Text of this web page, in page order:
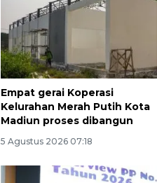
Empat gerai Koperasi
Kelurahan Merah Putih Kota
Madiun proses dibangun
5 Agustus 2026 07:18